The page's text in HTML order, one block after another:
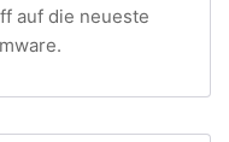
auf die neueste